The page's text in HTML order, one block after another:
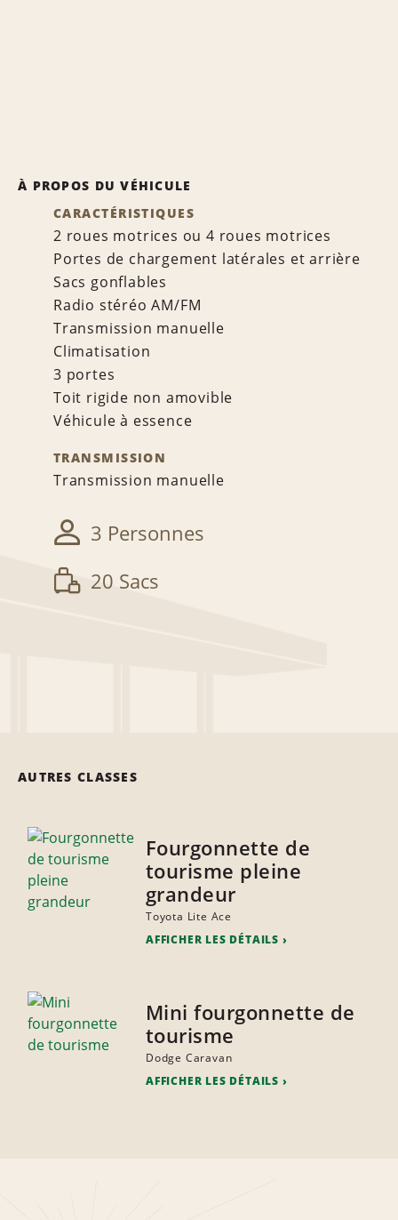
À PROPOS DU VÉHICULE
CARACTÉRISTIQUES
2 roues motrices ou 4 roues motrices
Portes de chargement latérales et arrière
Sacs gonflables
Radio stéréo AM/FM
Transmission manuelle
Climatisation
3 portes
Toit rigide non amovible
Véhicule à essence
TRANSMISSION
Transmission manuelle
3 Personnes
20 Sacs
AUTRES CLASSES
Fourgonnette de
tourisme pleine
grandeur
Toyota Lite Ace
AFFICHER LES DÉTAILS
Mini fourgonnette de
tourisme
Dodge Caravan
AFFICHER LES DÉTAILS